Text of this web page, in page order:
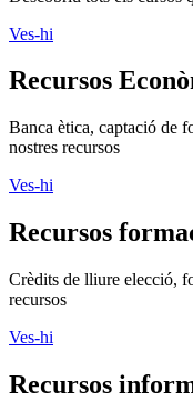
Ves-hi
Recursos
Banca ètica, captació de
nostres recursos
Ves-hi
Recursos
Crèdits de lliure elecció,
recursos
Ves-hi
Recursos